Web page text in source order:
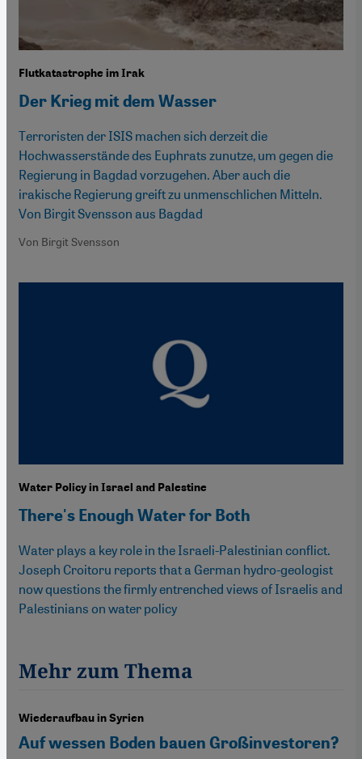
Flutkatastrophe im Irak
Der Krieg mit dem Wasser
Terroristen der ISIS machen sich derzeit die
Hochwasserstände des Euphrats zunutze, um gegen die
Regierung in Bagdad vorzugehen. Aber auch die
irakische Regierung greift zu unmenschlichen Mitteln.
Von Birgit Svensson aus Bagdad
Von Birgit Svensson
Water Policy in Israel and Palestine
There's Enough Water for Both
Water plays a key role in the Israeli-Palestinian conflict.
Joseph Croitoru reports that a German hydro-geologist
now questions the firmly entrenched views of Israelis and
Palestinians on water policy
Mehr zum Thema
Wiederaufbau in Syrien
Auf wessen Boden bauen Großinvestoren?